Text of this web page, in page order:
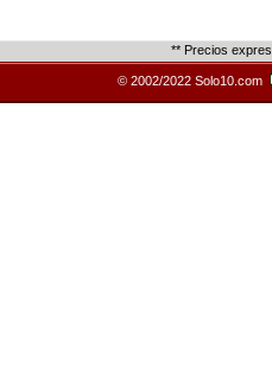
** Precios
© 2002/2022 Solo10.com